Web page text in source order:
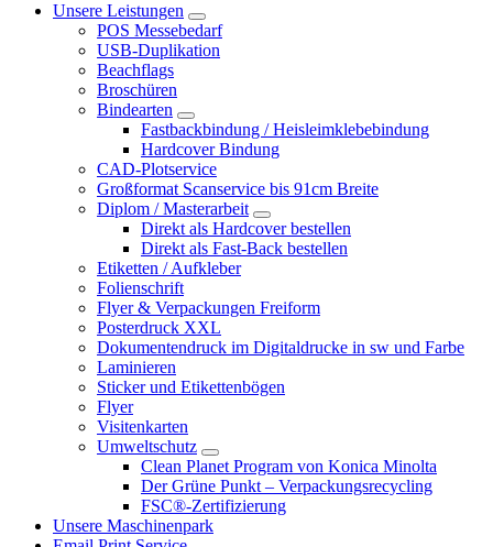
Unsere Leistungen
POS Messebedarf
USB-Duplikation
Beachflags
Broschüren
Bindearten
Fastbackbindung / Heisleimklebebindung
Hardcover Bindung
CAD-Plotservice
Großformat Scanservice bis 91cm Breite
Diplom / Masterarbeit
Direkt als Hardcover bestellen
Direkt als Fast-Back bestellen
Etiketten / Aufkleber
Folienschrift
Flyer & Verpackungen Freiform
Posterdruck XXL
Dokumentendruck im Digitaldrucke in sw und Farbe
Laminieren
Sticker und Etikettenbögen
Flyer
Visitenkarten
Umweltschutz
Clean Planet Program von Konica Minolta
Der Grüne Punkt – Verpackungsrecycling
FSC®-Zertifizierung
Unsere Maschinenpark